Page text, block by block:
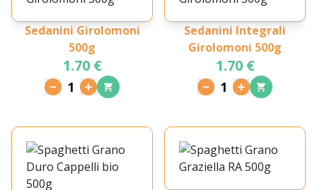
Sedanini Girolomoni
500g
1.70 €
1
Sedanini Integrali
Girolomoni 500g
1.70 €
1